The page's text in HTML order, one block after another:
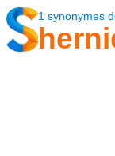
1 synonymes